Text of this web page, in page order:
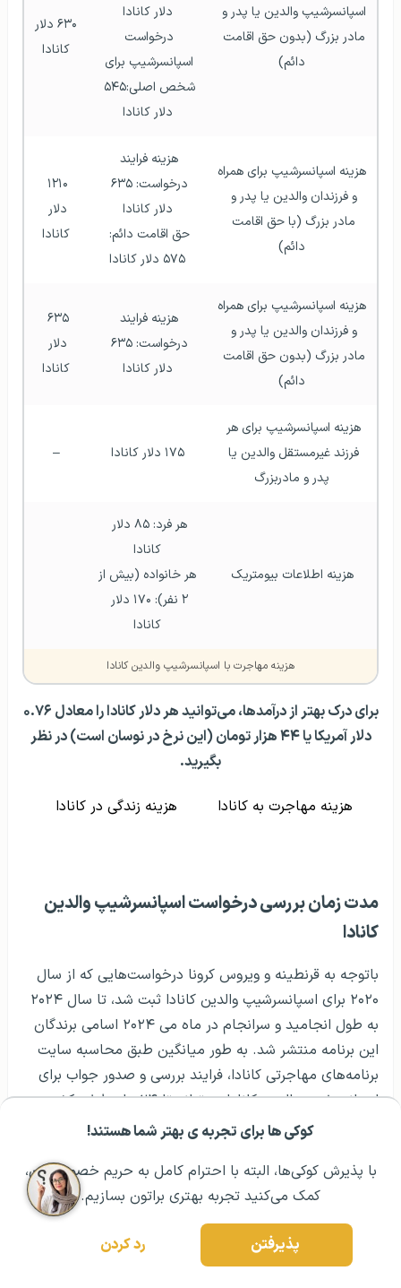
کوکی ها برای تجربه ی بهتر شما هستند!
با پذیرش کوکی‌ها، البته با احترام کامل به حریم خصوصیتون،
کمک می‌کنید تجربه بهتری براتون بسازیم.
پذیرفتن رد کردن
مشــاوره اولیه رایگان: ۰۲۱ ۴۳۰۰۰ ۰۲۱ رزرو مشاوره تخصصی
دائم)
دلار کانادا
دلار کانادا
کانادا
دائم)
دلار کانادا
۵۷۵ دلار کانادا
کانادا
دائم)
دلار کانادا
کانادا
پدر و مادربزرگ
۱۷۵ دلار کانادا –
هزینه اطلاعات بیومتریک
کانادا
کانادا
هزینه مهاجرت با اسپانسرشیپ والدین کانادا
برای درک بهتر از درآمدها، می‌توانید هر دلار کانادا را معادل ۰.۷۶
دلار آمریکا یا ۴۴ هزار تومان (این نرخ در نوسان است) در نظر
بگیرید.
هزینه مهاجرت به کانادا هزینه زندگی در کانادا
مدت زمان بررسی درخواست اسپانسرشیپ والدین
کانادا
باتوجه به قرنطینه و ویروس کرونا درخواست‌هایی که از سال
۲۰۲۰ برای اسپانسرشیپ والدین کانادا ثبت شد، تا سال ۲۰۲۴
به طول انجامید و سرانجام در ماه می ۲۰۲۴ اسامی برندگان
این برنامه منتشر شد. به طور میانگین طبق محاسبه سایت
برنامه‌های مهاجرتی کانادا، فرایند بررسی و صدور جواب برای
اسپانسرشیپ والدین کانادا می‌تواند تا ۲۴ ماه طول بکشد.
مدت زمان بررسی درخواست‌های اسپانسرشیپ والدین در
کانادا به عوامل متعددی مانند حجم کاری اداره مهاجرت،
پناهندگی و شهروندی کانادا (IRCC)، پیچیدگی پرونده و
شرایط خاص متقاضیان بستگی دارد. توجه داشته باشید که
این مدت زمان‌ها تقریبی هستند و ممکن است با توجه به
شرایط مختلف، کوتاه‌تر یا طولانی‌تر شوند.